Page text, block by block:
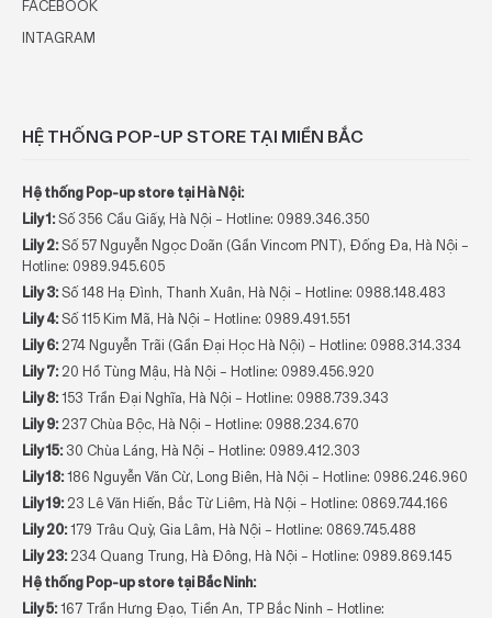
FACEBOOK
INTAGRAM
HỆ THỐNG POP-UP STORE TẠI MIỀN BẮC
Hệ thống Pop-up store tại Hà Nội:
Lily 1: Số 356 Cầu Giấy, Hà Nội – Hotline: 0989.346.350
Lily 2: Số 57 Nguyễn Ngọc Doãn (Gần Vincom PNT), Đống Đa, Hà Nội –
Hotline: 0989.945.605
Lily 3: Số 148 Hạ Đình, Thanh Xuân, Hà Nội – Hotline: 0988.148.483
Lily 4: Số 115 Kim Mã, Hà Nội – Hotline: 0989.491.551
Lily 6: 274 Nguyễn Trãi (Gần Đại Học Hà Nội) – Hotline: 0988.314.334
Lily 7: 20 Hồ Tùng Mậu, Hà Nội – Hotline: 0989.456.920
Lily 8: 153 Trần Đại Nghĩa, Hà Nội – Hotline: 0988.739.343
Lily 9: 237 Chùa Bộc, Hà Nội – Hotline: 0988.234.670
Lily 15: 30 Chùa Láng, Hà Nội – Hotline: 0989.412.303
Lily 18: 186 Nguyễn Văn Cừ, Long Biên, Hà Nội – Hotline: 0986.246.960
Lily 19: 23 Lê Văn Hiến, Bắc Từ Liêm, Hà Nội – Hotline: 0869.744.166
Lily 20: 179 Trâu Quỳ, Gia Lâm, Hà Nội – Hotline: 0869.745.488
Lily 23: 234 Quang Trung, Hà Đông, Hà Nội – Hotline: 0989.869.145
Hệ thống Pop-up store tại Bắc Ninh:
Lily 5: 167 Trần Hưng Đạo, Tiền An, TP Bắc Ninh – Hotline: